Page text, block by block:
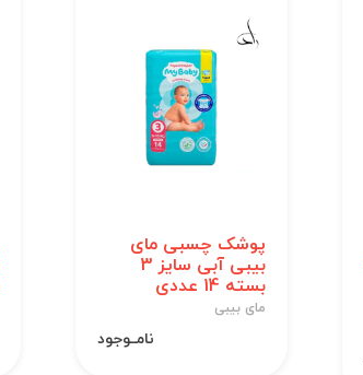
پوشک چسبی مای
بیبی آبی سایز 3
بسته 14 عددی
مای بیبی
نامــوجود